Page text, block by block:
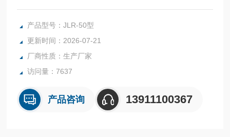
1.1、生产能力:5000粒/小时
1.2、模具尺寸: 215;50mm，采用国标航空铝材料，保证使用
1.3、滚模转速: 0-5rpm采用伺服电机自动控制系统控制
产品型号：JLR-50型
更新时间：2026-07-21
厂商性质：生产厂家
访问量：7637
产品咨询 13911100367